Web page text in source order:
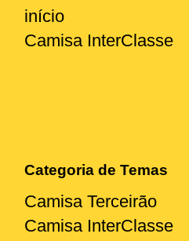
início
Camisa InterClasse
Categoria de Temas
Camisa Terceirão
Camisa InterClasse